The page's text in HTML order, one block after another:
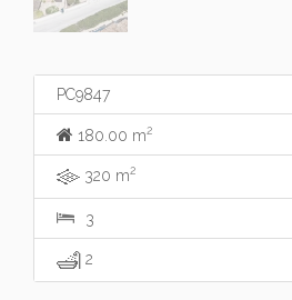
PC9847
180.00 m2
320 m2
3
2